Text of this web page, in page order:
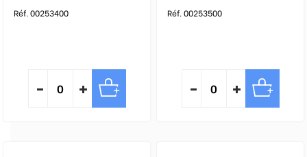
Réf. 00253400 Réf. 00253500